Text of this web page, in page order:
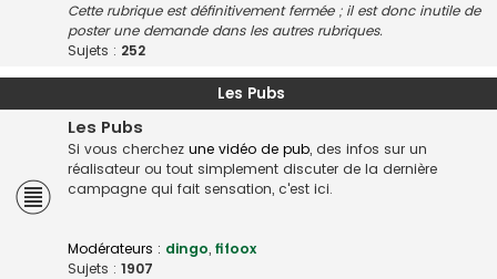
Cette rubrique est définitivement fermée ; il est donc inutile de
poster une demande dans les autres rubriques.
Sujets : 252
Les Pubs
Les Pubs
Si vous cherchez une vidéo de pub, des infos sur un
réalisateur ou tout simplement discuter de la dernière
campagne qui fait sensation, c'est ici.
Modérateurs : dingo, fifoox
Sujets : 1907